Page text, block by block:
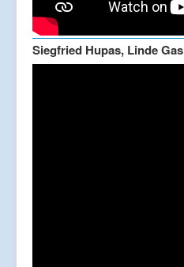
Siegfried Hupas, Linde Gas